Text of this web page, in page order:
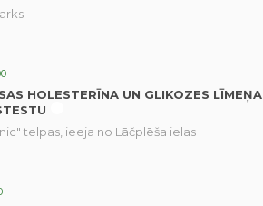
HOLESTERĪNA UN GLIKOZES
telpas, ieeja no Lāčplēša ielas